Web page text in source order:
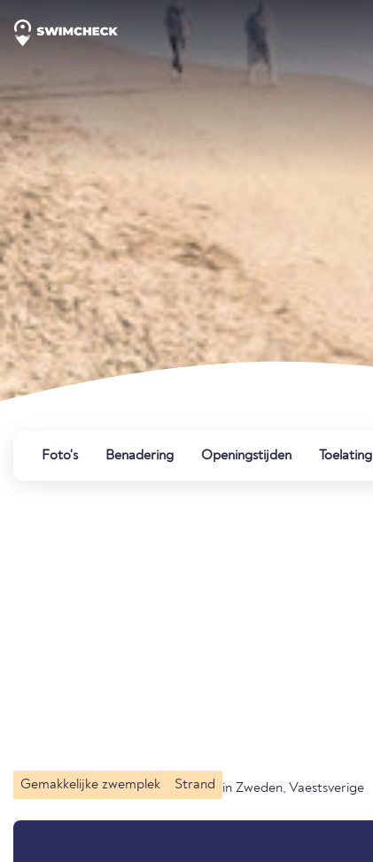
Foto's Benadering Openingstijden Toelating
Gemakkelijke zwemplek Strand in Zweden, Vaestsverige